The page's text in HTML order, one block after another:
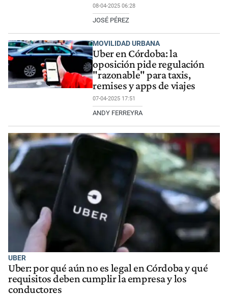
08-04-2025 06:28
JOSÉ PÉREZ
MOVILIDAD URBANA
Uber en Córdoba: la
oposición pide regulación
"razonable" para taxis,
remises y apps de viajes
07-04-2025 17:51
ANDY FERREYRA
UBER
Uber: por qué aún no es legal en Córdoba y qué
requisitos deben cumplir la empresa y los
conductores